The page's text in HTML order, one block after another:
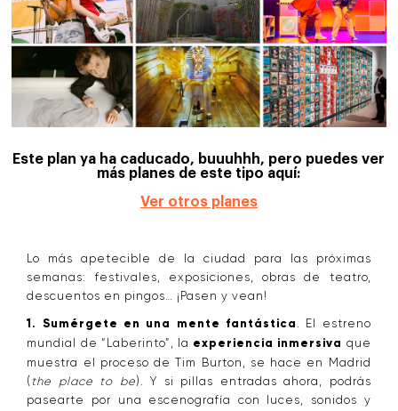
Este plan ya ha caducado, buuuhhh, pero puedes ver
más planes de este tipo aquí:
Ver otros planes
Lo más apetecible de la ciudad para las próximas
semanas: festivales, exposiciones, obras de teatro,
descuentos en pingos… ¡Pasen y vean!
1. Sumérgete en una mente fantástica . El estreno
mundial de “Laberinto”, la experiencia inmersiva que
muestra el proceso de Tim Burton, se hace en Madrid
( the place to be). Y si pillas entradas ahora, podrás
pasearte por una escenografía con luces, sonidos y